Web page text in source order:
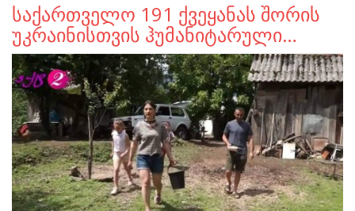
საქართველო 191 ქვეყანას შორის
უკრაინისთვის ჰუმანიტარული…